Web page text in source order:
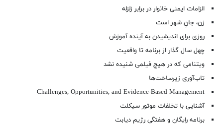
الزامات ایمنی خانوار در برابر زلزله
زن، جانِ شهر است
روزی برای اندیشیدن به آینده آموزش
چهل سال گذار از برنامه تا واقعیت
ویتنامی که در هیچ فیلمی شنیده نشد
تاب‌آوری زیرساخت‌ها
Challenges, Opportunities, and Evidence-Based Management
آشنایی با تخلفات موتور سیکلت
برنامه رایگان و هفتگی رژیم دیابت